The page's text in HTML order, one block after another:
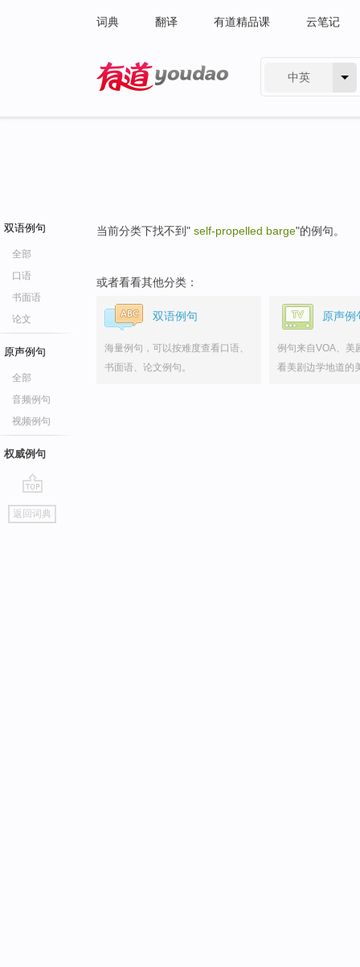
词典 翻译 有道精品课 云笔记
中英
双语例句
全部
口语
书面语
论文
原声例句
全部
音频例句
视频例句
权威例句
go
top
返回词典
当前分类下找不到" self-propelled barge"的例句。
或者看看其他分类：
双语例句
海量例句，可以按难度查看口语、
书面语、论文例句。
原声例
例句来自VOA、美
看美剧边学地道的